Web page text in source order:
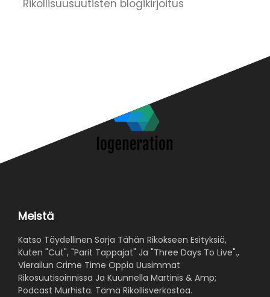
Rikollisuusuutisten blogikirjoitus
Meistä
Katso Täydellinen Sarja Tähän Rikokseen Esityksiä,
Kuten "Cut", "Parit Tappajat" Ja "Three Days To Live".,
Vierailun Crime Time Oppia Uusimmat
Rikosuutisoinnissa Ja Kuunnella Martinis & Amp;
Podcast Murhista. Tämä Rikollisverkostoa.